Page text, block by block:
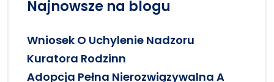
Najnowsze na blogu
Wniosek O Uchylenie Nadzoru
Kuratora Rodzinn
Adopcja Pełna Nierozwiązywalna A